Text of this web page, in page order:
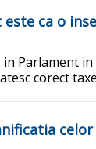
ca o
Parlament
corect